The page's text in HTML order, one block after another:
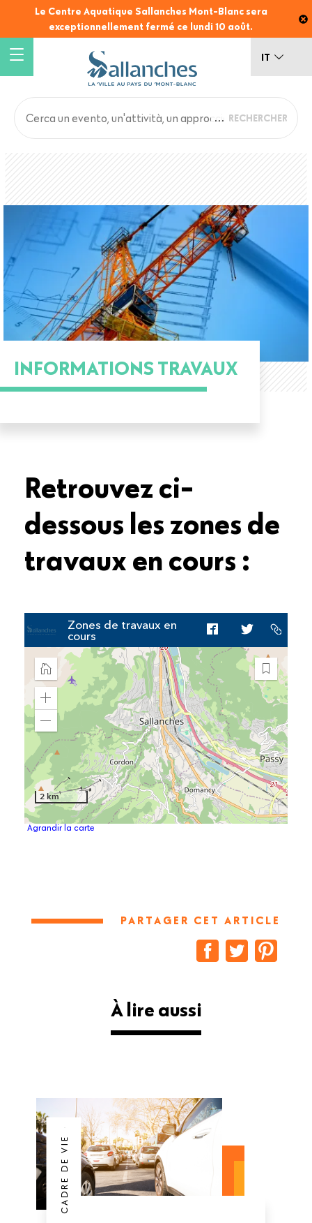
contenuto
principale
Le Centre Aquatique Sallanches Mont-Blanc sera
exceptionnellement fermé ce lundi 10 août.
IT
INFORMATIONS TRAVAUX
Retrouvez ci-
dessous les zones de
travaux en cours :
Agrandir la carte
PARTAGER CET ARTICLE
À lire aussi
CADRE DE VIE